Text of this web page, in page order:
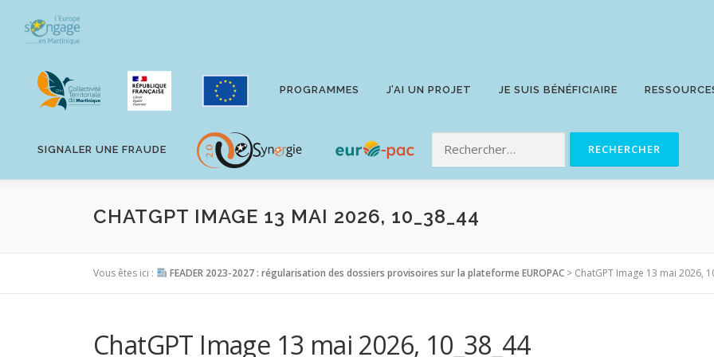
contenu
PROGRAMMES J’AI UN PROJET JE SUIS BÉNÉFICIAIRE
SIGNALER UNE FRAUDE
CHATGPT IMAGE 13 MAI 2026, 10_38_44
Vous êtes ici : FEADER 2023-2027 : régularisation des dossiers provisoires sur la plateforme EUROPAC> ChatGPT Image 13 mai 2026,
ChatGPT Image 13 mai 2026, 10_38_44